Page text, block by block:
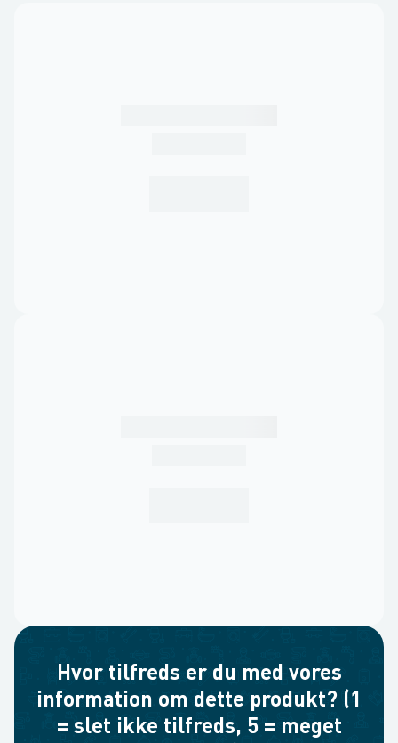
Hvor tilfreds er du med vores
information om dette produkt? (1
= slet ikke tilfreds, 5 = meget